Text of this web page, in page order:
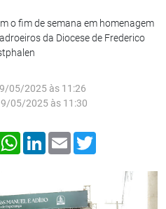
o fim de semana em homenagem
da Diocese de Frederico
05/2025 às 11:26
05/2025 às 11:30
WhatsApp
LinkedIn
Email